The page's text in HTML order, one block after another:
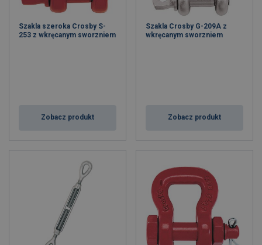
Szakla szeroka Crosby S-
253 z wkręcanym sworzniem
Zobacz produkt
Szakla Crosby G-209A z
wkręcanym sworzniem
Zobacz produkt